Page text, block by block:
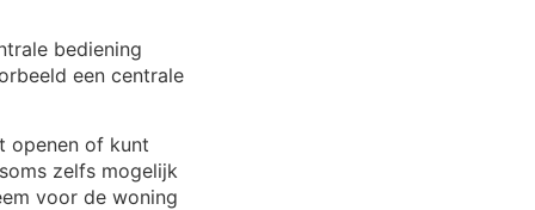
bediening
een centrale
openen of kunt
zelfs mogelijk
voor de woning